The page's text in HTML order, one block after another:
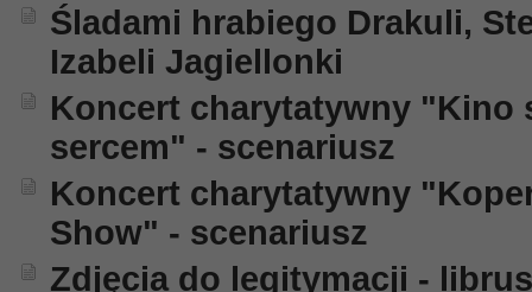
Śladami hrabiego Drakuli,
Izabeli Jagiellonki
Koncert charytatywny "Kino
sercem" - scenariusz
Koncert charytatywny
Show" - scenariusz
Zdjęcia do legitymacji - librus